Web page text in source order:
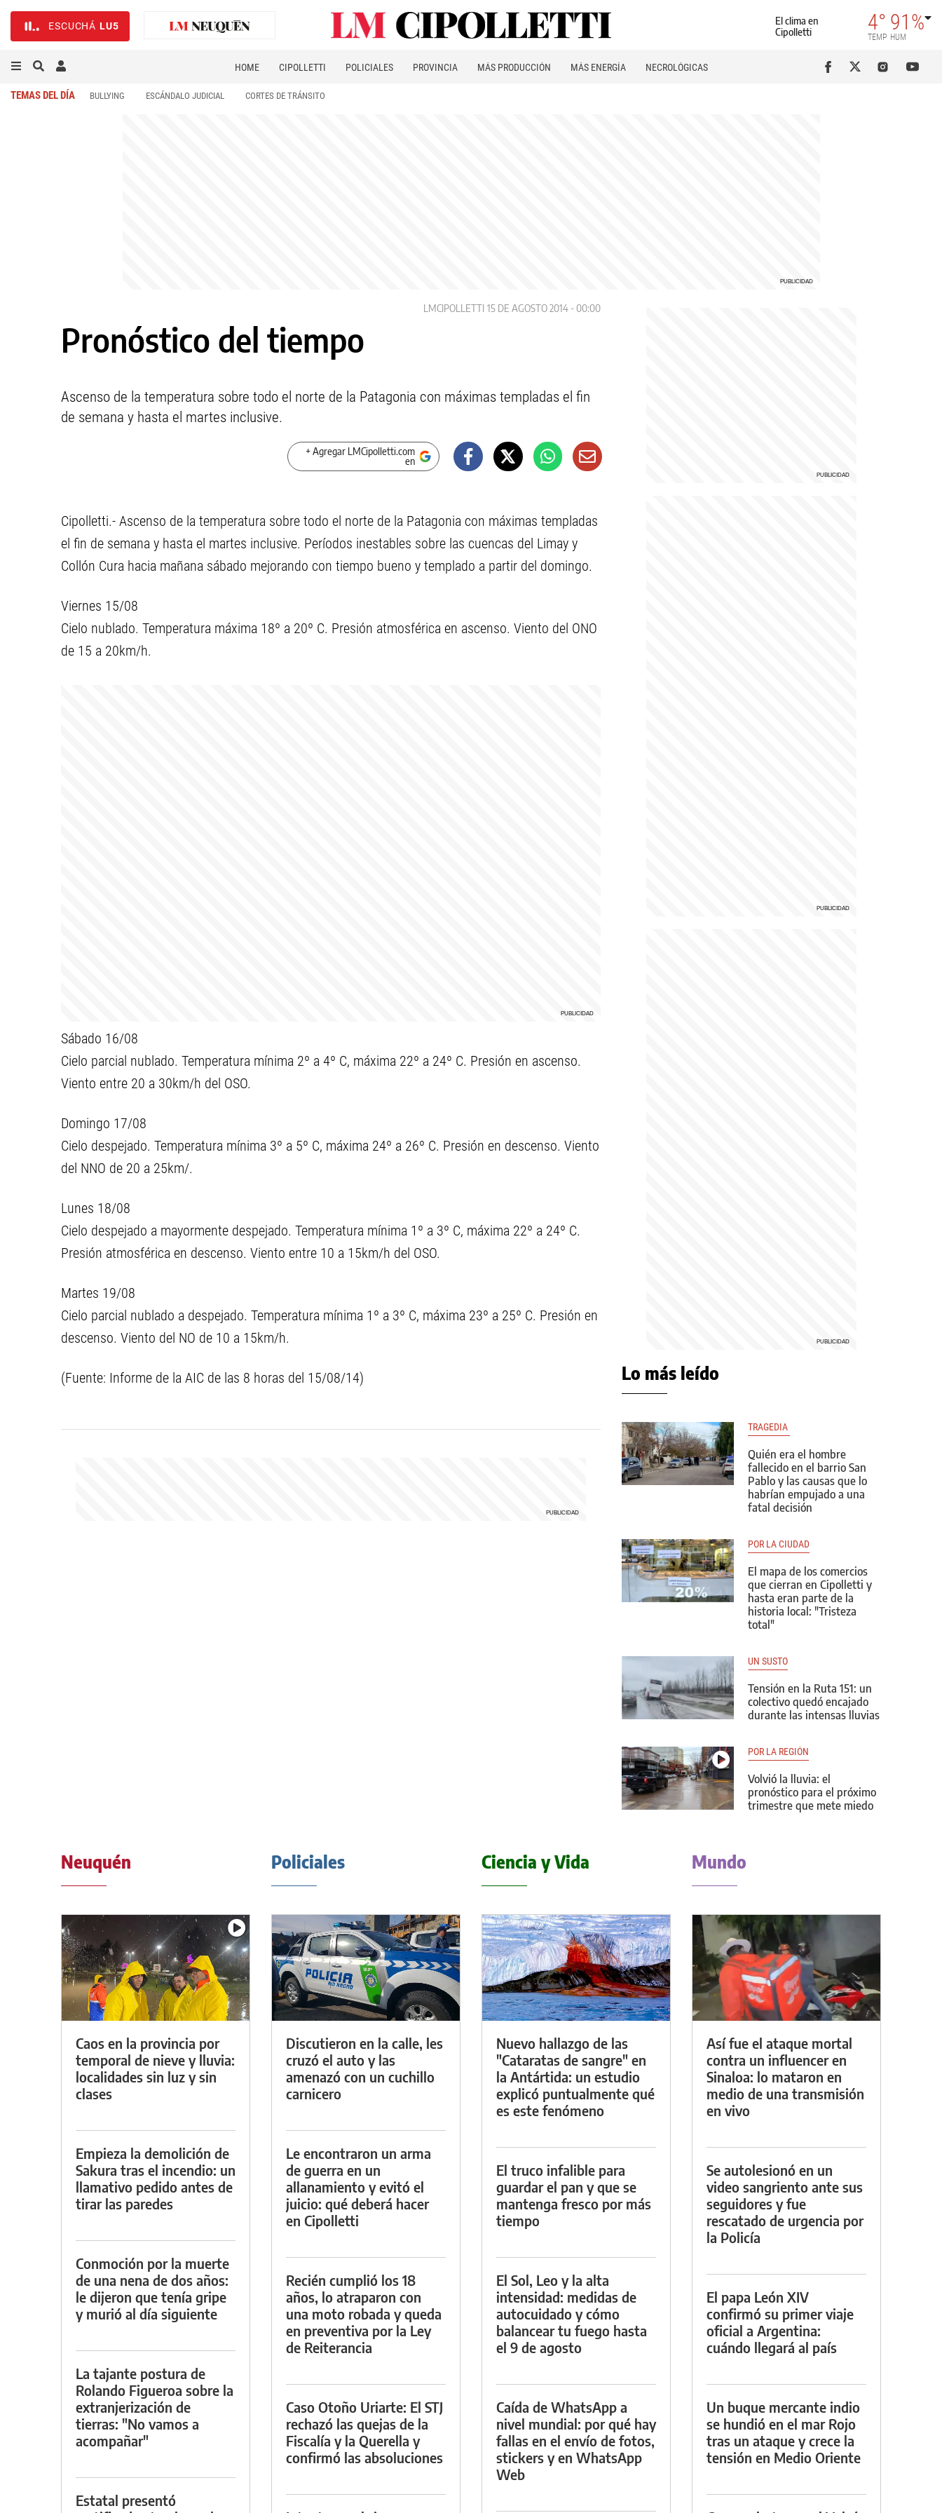
ESCUCHÁ LU5
El clima en
Cipolletti
4°
TEMP
91%
HUM
HOME CIPOLLETTI POLICIALES PROVINCIA MÁS PRODUCCIÓN MÁS ENERGÍA NECROLÓGICAS
TEMAS DEL DÍA BULLYING ESCÁNDALO JUDICIAL CORTES DE TRÁNSITO
LMCIPOLLETTI 15 DE AGOSTO 2014 - 00:00
Pronóstico del tiempo
Ascenso de la temperatura sobre todo el norte de la Patagonia con máximas templadas el fin
de semana y hasta el martes inclusive.
+ Agregar LMCipolletti.com
en
Cipolletti.- Ascenso de la temperatura sobre todo el norte de la Patagonia con máximas templadas
el fin de semana y hasta el martes inclusive. Períodos inestables sobre las cuencas del Limay y
Collón Cura hacia mañana sábado mejorando con tiempo bueno y templado a partir del domingo.
Viernes 15/08
Cielo nublado. Temperatura máxima 18º a 20º C. Presión atmosférica en ascenso. Viento del ONO
de 15 a 20km/h.
Sábado 16/08
Cielo parcial nublado. Temperatura mínima 2º a 4º C, máxima 22º a 24º C. Presión en ascenso.
Viento entre 20 a 30km/h del OSO.
Domingo 17/08
Cielo despejado. Temperatura mínima 3º a 5º C, máxima 24º a 26º C. Presión en descenso. Viento
del NNO de 20 a 25km/.
Lunes 18/08
Cielo despejado a mayormente despejado. Temperatura mínima 1º a 3º C, máxima 22º a 24º C.
Presión atmosférica en descenso. Viento entre 10 a 15km/h del OSO.
Martes 19/08
Cielo parcial nublado a despejado. Temperatura mínima 1º a 3º C, máxima 23º a 25º C. Presión en
descenso. Viento del NO de 10 a 15km/h.
(Fuente: Informe de la AIC de las 8 horas del 15/08/14) Lo más leído
TRAGEDIA
Quién era el hombre
fallecido en el barrio San
Pablo y las causas que lo
habrían empujado a una
fatal decisión
POR LA CIUDAD
El mapa de los comercios
que cierran en Cipolletti y
hasta eran parte de la
historia local: "Tristeza
total"
UN SUSTO
Tensión en la Ruta 151: un
colectivo quedó encajado
durante las intensas lluvias
POR LA REGIÓN
Volvió la lluvia: el
pronóstico para el próximo
trimestre que mete miedo
Neuquén
Caos en la provincia por
temporal de nieve y lluvia:
localidades sin luz y sin
clases
Empieza la demolición de
Sakura tras el incendio: un
llamativo pedido antes de
tirar las paredes
Conmoción por la muerte
de una nena de dos años:
le dijeron que tenía gripe
y murió al día siguiente
La tajante postura de
Rolando Figueroa sobre la
extranjerización de
tierras: "No vamos a
acompañar"
Estatal presentó
Policiales
Discutieron en la calle, les
cruzó el auto y las
amenazó con un cuchillo
carnicero
Le encontraron un arma
de guerra en un
allanamiento y evitó el
juicio: qué deberá hacer
en Cipolletti
Recién cumplió los 18
años, lo atraparon con
una moto robada y queda
en preventiva por la Ley
de Reiterancia
Caso Otoño Uriarte: El STJ
rechazó las quejas de la
Fiscalía y la Querella y
confirmó las absoluciones
Ciencia y Vida
Nuevo hallazgo de las
"Cataratas de sangre" en
la Antártida: un estudio
explicó puntualmente qué
es este fenómeno
El truco infalible para
guardar el pan y que se
mantenga fresco por más
tiempo
El Sol, Leo y la alta
intensidad: medidas de
autocuidado y cómo
balancear tu fuego hasta
el 9 de agosto
Caída de WhatsApp a
nivel mundial: por qué hay
fallas en el envío de fotos,
stickers y en WhatsApp
Web
Mundo
Así fue el ataque mortal
contra un influencer en
Sinaloa: lo mataron en
medio de una transmisión
en vivo
Se autolesionó en un
video sangriento ante sus
seguidores y fue
rescatado de urgencia por
la Policía
El papa León XIV
confirmó su primer viaje
oficial a Argentina:
cuándo llegará al país
Un buque mercante indio
se hundió en el mar Rojo
tras un ataque y crece la
tensión en Medio Oriente